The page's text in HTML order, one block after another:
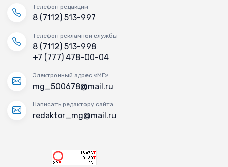
Телефон редакции
8 (7112) 513-997
Телефон рекламной службы
8 (7112) 513-998
+7 (777) 478-00-04
Электронный адрес «МГ»
mg_500678@mail.ru
Написать редактору сайта
redaktor_mg@mail.ru